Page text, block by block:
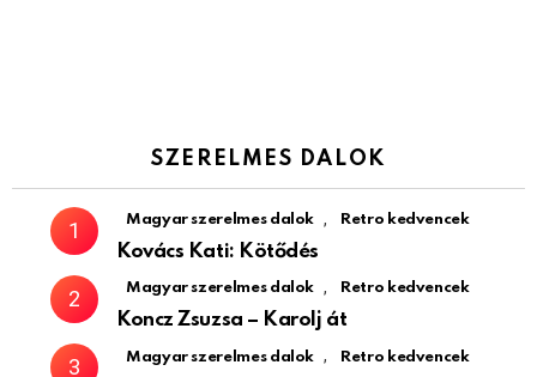
SZERELMES DALOK
Magyar szerelmes dalok , Retro kedvencek
Kovács Kati: Kötődés
Magyar szerelmes dalok , Retro kedvencek
Koncz Zsuzsa – Karolj át
Magyar szerelmes dalok , Retro kedvencek